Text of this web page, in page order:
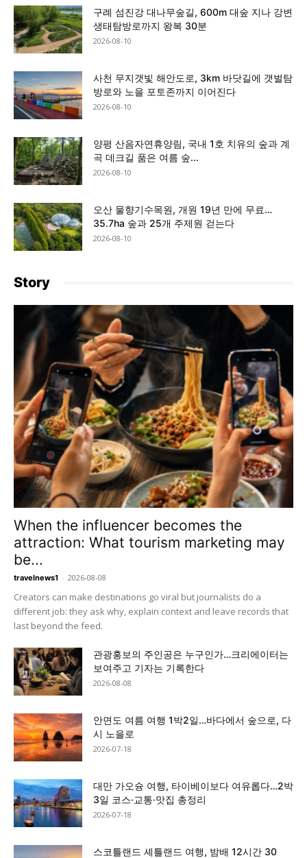
구례 섬진강 대나무숲길, 600m 대숲 지나 강변
생태탐방로까지 왕복 30분
2026-08-10
사천 무지갯빛 해안도로, 3km 바닷길에 갯벌탐
방로와 노을 포토존까지 이어진다
2026-08-10
양평 산음자연휴양림, 국내 1호 치유의 숲과 계
곡 데크길 품은 여름 숲...
2026-08-10
오산 물향기수목원, 개원 19년 만에 무료…
35.7ha 숲과 25개 주제원 걷는다
2026-08-10
Story
When the influencer becomes the
attraction: What tourism marketing may
be...
travelnews1 - 2026-08-08
Creators can make destinations go viral but journalists do a
different job: they ask why, explain context and leave records that
last beyond the feed.
관광홍보의 주인공은 누구인가…크리에이터는
보여주고 기자는 기록한다
2026-08-08
안면도 여름 여행 1박2일…바다에서 숲으로, 다
시 노을로
2026-07-18
대만 가오슝 여행, 타이베이보다 여유롭다…2박
3일 코스·교통·맛집 총정리
2026-07-18
스코틀랜드 셰틀랜드 여행, 밤배 12시간 30